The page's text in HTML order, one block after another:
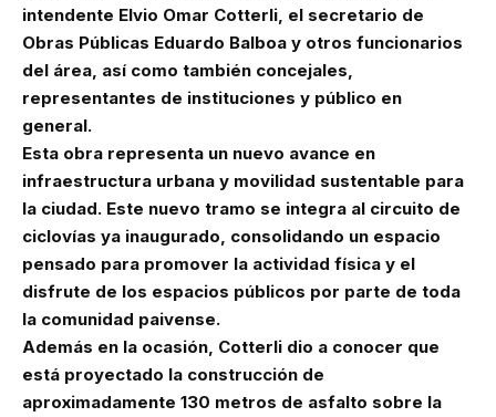
intendente Elvio Omar Cotterli, el secretario de
Obras Públicas Eduardo Balboa y otros funcionarios
del área, así como también concejales,
representantes de instituciones y público en
general.
Esta obra representa un nuevo avance en
infraestructura urbana y movilidad sustentable para
la ciudad. Este nuevo tramo se integra al circuito de
ciclovías ya inaugurado, consolidando un espacio
pensado para promover la actividad física y el
disfrute de los espacios públicos por parte de toda
la comunidad paivense.
Además en la ocasión, Cotterli dio a conocer que
está proyectado la construcción de
aproximadamente 130 metros de asfalto sobre la